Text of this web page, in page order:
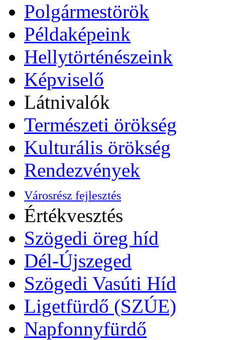
Polgármestörök
Példaképeink
Hellytörténészeink
Képviselő
Látnivalók
Természeti örökség
Kulturális örökség
Rendezvények
Városrész fejlesztés
Értékvesztés
Szögedi öreg híd
Dél-Újszeged
Szögedi Vasúti Híd
Ligetfürdő (SZÚE)
Napfonnyfürdő